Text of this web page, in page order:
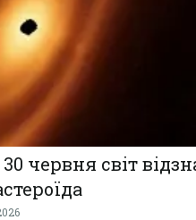
червня світ